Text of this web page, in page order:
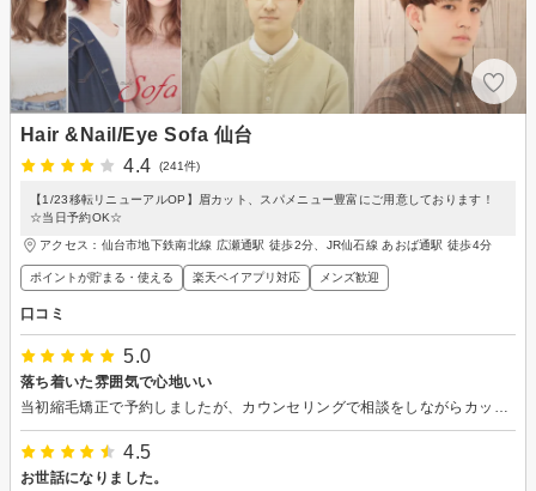
Hair &Nail/Eye Sofa 仙台
4.4
(241件)
【1/23移転リニューアルOP】眉カット、スパメニュー豊富にご用意しております！
☆当日予約OK☆
アクセス：仙台市地下鉄南北線 広瀬通駅 徒歩2分、JR仙石線 あおば通駅 徒歩4分
ポイントが貯まる・使える 楽天ペイアプリ対応 メンズ歓迎
口コミ
5.0
落ち着いた雰囲気で心地いい
4.5
お世話になりました。